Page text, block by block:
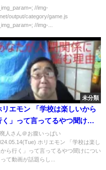
//img-
output/category/game.js
//img-...
未分類
リエモン 「学校は楽しいから
く」って言ってるやつ聞けに
いて
人さん＠お腹いっぱい
ホリエモン 「学校は楽し
から行く」って言ってるやつ聞けについ
て動画が話題らし...